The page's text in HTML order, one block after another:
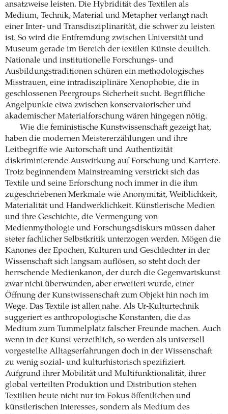
ansatzweise leisten. Die Hybridität des Textilen als
Medium, Technik, Material und Metapher verlangt nach
einer Inter- und Transdisziplinarität, die schwer zu leisten
ist. So wird die Entfremdung zwischen Universität und
Museum gerade im Bereich der textilen Künste deutlich.
Nationale und institutionelle Forschungs- und
Ausbildungstraditionen schüren ein methodologisches
Misstrauen, eine intradisziplinäre Xenophobie, die in
geschlossenen Peergroups Sicherheit sucht. Begriffliche
Angelpunkte etwa zwischen konservatorischer und
akademischer Materialforschung wären hingegen nötig.
Wie die feministische Kunstwissenschaft gezeigt hat,
haben die modernen Meistererzählungen und ihre
Leitbegriffe wie Autorschaft und Authentizität
diskriminierende Auswirkung auf Forschung und Karriere.
Trotz beginnendem Mainstreaming verstrickt sich das
Textile und seine Erforschung noch immer in die ihm
zugeschriebenen Merkmale wie Anonymität, Weiblichkeit,
Materialität und Handwerklichkeit. Künstlerische Medien
und ihre Geschichte, die Vermengung von
Medienmythologie und Forschungsdiskurs müssen daher
steter fachlicher Selbstkritik unterzogen werden. Mögen die
Kanones der Epochen, Kulturen und Geschlechter in der
Wissenschaft sich langsam auflösen, so steht doch der
herrschende Medienkanon, der durch die Gegenwartskunst
zwar nicht überwunden, aber erweitert wurde, einer
Öffnung der Kunstwissenschaft zum Objekt hin noch im
Wege. Das Textile ist allen nahe. Als Ur-Kulturtechnik
suggeriert es anthropologische Konstanten, die das
Medium zum Tummelplatz falscher Freunde machen. Auch
wenn in der Kunst verzeihlich, so werden als universell
vorgestellte Alltagserfahrungen doch in der Wissenschaft
zu wenig sozial- und kulturhistorisch spezifiziert.
Aufgrund ihrer Mobilität und Multifunktionalität, ihrer
global verteilten Produktion und Distribution stehen
Textilien heute nicht nur im Fokus öffentlichen und
künstlerischen Interesses, sondern als Medium des